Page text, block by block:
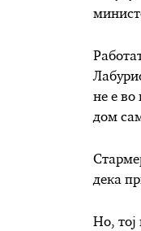
не е во
дом
дека
Но, тој